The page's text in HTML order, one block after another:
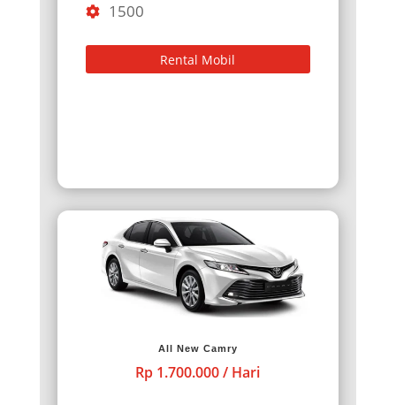
1500
Rental Mobil
All New Camry
Rp 1.700.000 / Hari